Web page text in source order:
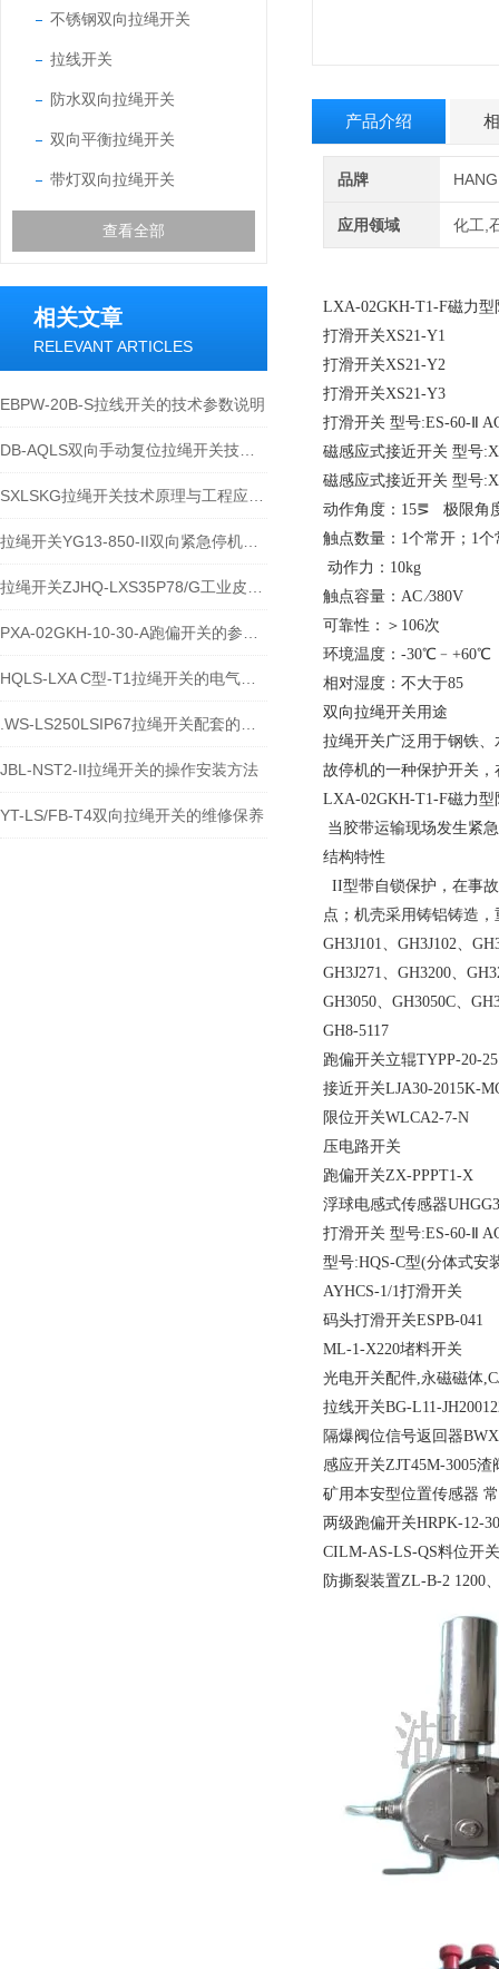
不锈钢双向拉绳开关
拉线开关
防水双向拉绳开关
双向平衡拉绳开关
带灯双向拉绳开关
查看全部
相关文章
RELEVANT ARTICLES
EBPW-20B-S拉线开关的技术参数说明
JBL-NST2-II拉绳开关的操作安装方法
YT-LS/FB-T4双向拉绳开关的维修保养
产品介绍
品牌
应用领域 化工,
LXA-02GKH-T1-F磁力
打滑开关XS21-Y1
打滑开关XS21-Y2
打滑开关XS21-Y3
打滑开关 型号:ES-60-Ⅱ
磁感应式接近开关 型号
磁感应式接近开关 型号
动作角度：15⪚ 极限角
触点数量：1个
动作力：10kg
触点容量：
可靠性：
环境温度：-30℃﹣+60℃
相对湿度：不大于85
双向拉绳开关
拉绳开关广泛用于钢铁
故停机的一种保护开关
LXA-02GKH-T1-F
当胶带运输现场发生紧
结构特性
II型带自锁保护，在事
点；机壳采用铸铝铸造
GH3J101、GH3J102、
GH3J271、GH3200、
GH3050、GH3050C、
GH8-5117
跑偏开关立辊TYPP-20-25
接近开关LJA30-2015K-
限位开关WLCA2-7-N
压电路开关
跑偏开关ZX-PPPT1-X
浮球电感式传感器
打滑开关 型号:ES-60-Ⅱ
型号:HQS-C型(分体式安
AYHCS-1/1打滑开关
码头打滑开关ESPB-041
ML-1-X220堵料开关
光电开关配件,永磁磁体
拉线开关BG-L11-
隔爆阀位信号返回器
感应开关ZJT45M-3005渣
矿用本安型位置传感器
两级跑偏开关HRPK-12-30
CILM-AS-LS-QS料位开关
防撕裂装置ZL-B-2 1200